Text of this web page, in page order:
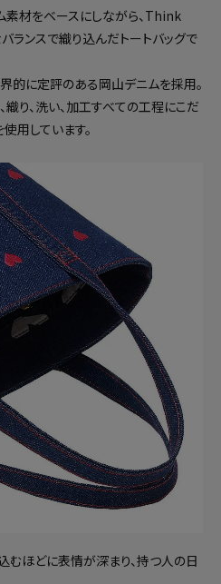
素材をベースにしながら、Think
ランスで織り込んだトートバッグで
的に定評のある岡山デニムを採用。
り、洗い、加工すべての工程にこだ
用しています。
むほどに表情が深まり、持つ人の日